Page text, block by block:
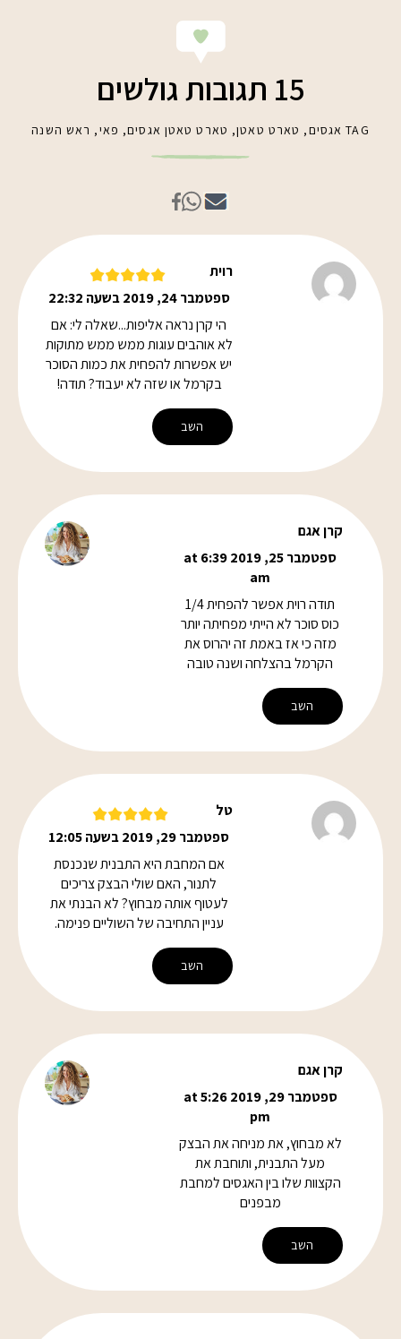
15 תגובות גולשים
TAG אגסים, טארט טאטן, טארט טאטן אגסים, פאי, ראש השנה
רוית
ספטמבר 24, 2019 בשעה 22:32
הי קרן נראה אליפות...שאלה לי: אם
לא אוהבים עוגות ממש ממש מתוקות
יש אפשרות להפחית את כמות הסוכר
בקרמל או שזה לא יעבוד? תודה!
השב
קרן אגם
ספטמבר 25, 2019 at 6:39
am
תודה רוית אפשר להפחית 1/4
כוס סוכר לא הייתי מפחיתה יותר
מזה כי אז באמת זה יהרוס את
הקרמל בהצלחה ושנה טובה
השב
טל
ספטמבר 29, 2019 בשעה 12:05
אם המחבת היא התבנית שנכנסת
לתנור, האם שולי הבצק צריכים
לעטוף אותה מבחוץ? לא הבנתי את
עניין התחיבה של השוליים פנימה.
השב
קרן אגם
ספטמבר 29, 2019 at 5:26
pm
לא מבחוץ, את מניחה את הבצק
מעל התבנית, ותוחבת את
הקצוות שלו בין האגסים למחבת
מבפנים
השב